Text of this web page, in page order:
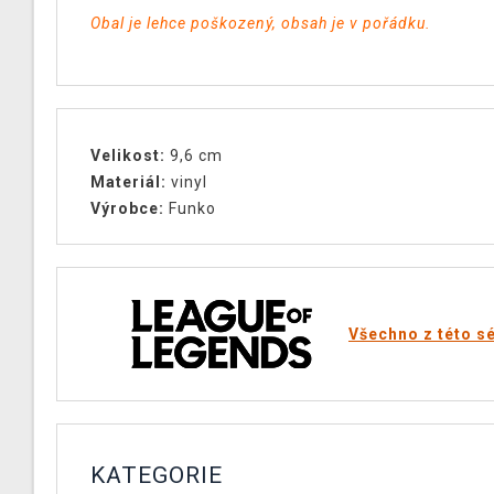
Obal je lehce poškozený, obsah je v pořádku.
Velikost: 9,6 cm
Materiál: vinyl
Výrobce: Funko
Všechno z této
KATEGORIE